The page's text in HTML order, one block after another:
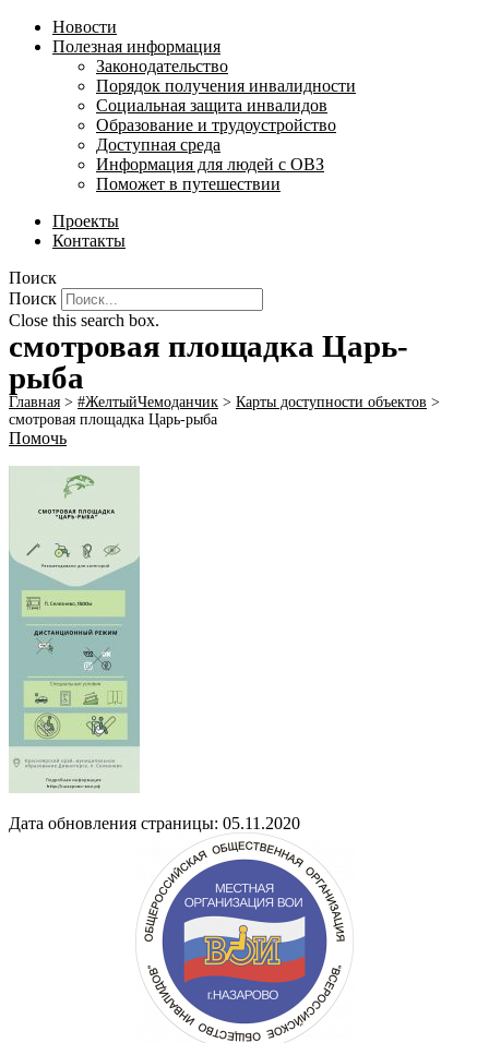
Новости
Полезная информация
Законодательство
Порядок получения инвалидности
Социальная защита инвалидов
Образование и трудоустройство
Доступная среда
Информация для людей с ОВЗ
Поможет в путешествии
Проекты
Контакты
Поиск
Поиск
Close this search box.
смотровая площадка Царь-
рыба
Главная > #ЖелтыйЧемоданчик > Карты доступности объектов >
смотровая площадка Царь-рыба
Помочь
Дата обновления страницы: 05.11.2020